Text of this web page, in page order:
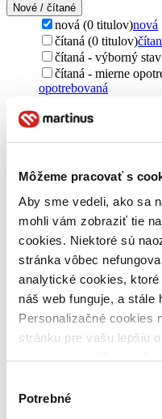
Môžeme pracovať s
Aby sme vedeli, ako sa
mohli vám zobraziť tie
cookies. Niektoré sú
stránka vôbec
analytické cookies,
náš web funguje, a stále
Personalizačné cookies
stránku pre vašu lepšiu
nám pomohlo, keby sme
súhlasu
Potrebné
Nové / čítané
nová (0 titulov)nová
čítaná (0 titulov)
čítaná - výborný
čítaná - mierne
opotrebovaná
vypredaných kníh
Michal Aláč (1 titul)
Vydavateľstvo
C. H. Beck (1 titul)
Väzba
brožovaná väzba (1
Zúžiť výber
Zoradiť